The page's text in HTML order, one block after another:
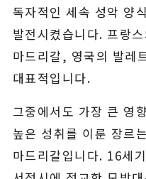
독자적인 세속 성악 양
발전시켰습니다. 프랑
마드리갈, 영국의 발레
대표적입니다.
그중에서도 가장 큰 영
높은 성취를 이룬 장르
마드리갈입니다. 16세